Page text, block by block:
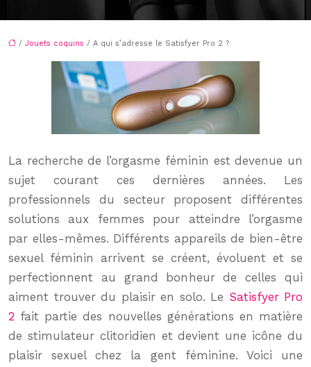
/ Jouets coquins / A qui s’adresse le Satisfyer Pro 2 ?
La recherche de l’orgasme féminin est devenue un
sujet courant ces dernières années. Les
professionnels du secteur proposent différentes
solutions aux femmes pour atteindre l’orgasme
par elles-mêmes. Différents appareils de bien-être
sexuel féminin arrivent se créent, évoluent et se
perfectionnent au grand bonheur de celles qui
aiment trouver du plaisir en solo. Le Satisfyer Pro
2 fait partie des nouvelles générations en matière
de stimulateur clitoridien et devient une icône du
plaisir sexuel chez la gent féminine. Voici une